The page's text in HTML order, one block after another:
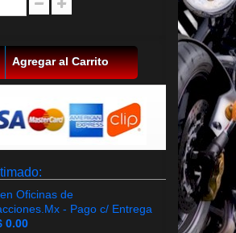
Agregar al Carrito
Oficinas de
- Pago c/ Entrega
0.00